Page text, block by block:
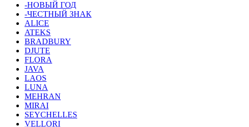
-НОВЫЙ ГОД
-ЧЕСТНЫЙ ЗНАК
ALICE
ATEKS
BRADBURY
DJUTE
FLORA
JAVA
LAOS
LUNA
MEHRAN
MIRAI
SEYCHELLES
VELLORI